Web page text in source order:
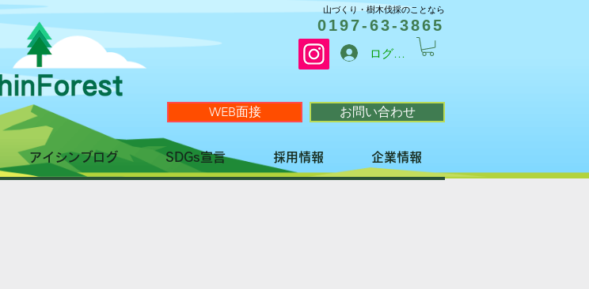
山づくり・樹木伐採のことなら
0197-63-3865
ログイン
WEB面接 お問い合わせ
アイシンブログ SDGs宣言 採用情報 企業情報